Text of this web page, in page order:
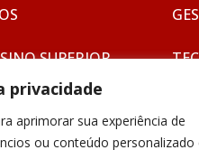
privacidade
aprimorar sua experiência de
ou conteúdo personalizado
SUPERIOR